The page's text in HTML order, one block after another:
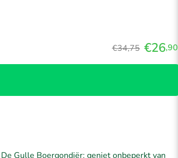
€34,75 €26,90
Gulle Boergondiër: geniet onbeperkt van